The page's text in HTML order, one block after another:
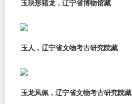
玉玦形猪龙，辽宁省博物馆藏
玉人，辽宁省文物考古研究院藏
玉龙凤佩，辽宁省文物考古研究院藏